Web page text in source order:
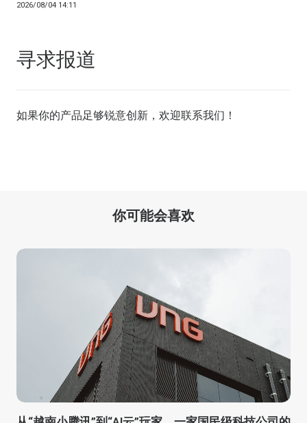
2026/08/04 14:11
寻求报道
如果你的产品足够锐意创新，欢迎联系我们 ！
你可能会喜欢